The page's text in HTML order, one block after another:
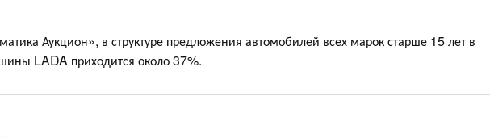
Аукцион», в структуре предложения автомобилей всех марок старше 15 лет в
LADA приходится около 37%.